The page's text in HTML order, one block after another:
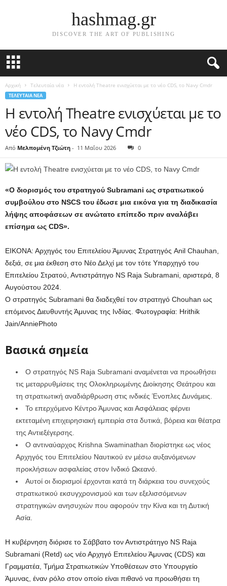
hashmag.gr
DISCOVER THE ART OF PUBLISHING
Αρχική Τελευταία νέα Η εντολή Theatre ενισχύεται με το νέο CDS, το Navy Cmdr
ΤΕΛΕΥΤΑΊΑ ΝΈΑ
Η εντολή Theatre ενισχύεται με το
νέο CDS, το Navy Cmdr
Από Μελπομένη Τζιώτη - 11 Μαΐου 2026 0
«Ο διορισμός του στρατηγού Subramani ως στρατιωτικού
συμβούλου στο NSCS του έδωσε μια εικόνα για τη διαδικασία
λήψης αποφάσεων σε ανώτατο επίπεδο πριν αναλάβει
επίσημα ως CDS».
ΕΙΚΟΝΑ: Αρχηγός του Επιτελείου Άμυνας Στρατηγός Anil Chauhan,
δεξιά, σε μια έκθεση στο Νέο Δελχί με τον τότε Υπαρχηγό του
Επιτελείου Στρατού, Αντιστράτηγο NS Raja Subramani, αριστερά, 8
Αυγούστου 2024.
Ο στρατηγός Subramani θα διαδεχθεί τον στρατηγό Chouhan ως
επόμενος Διευθυντής Άμυνας της Ινδίας. Φωτογραφία: Hrithik
Jain/AnniePhoto
Βασικά σημεία
Ο στρατηγός NS Raja Subramani αναμένεται να προωθήσει
τις μεταρρυθμίσεις της Ολοκληρωμένης Διοίκησης Θεάτρου και
τη στρατιωτική αναδιάρθρωση στις ινδικές Ένοπλες Δυνάμεις.
Το επερχόμενο Κέντρο Άμυνας και Ασφάλειας φέρνει
εκτεταμένη επιχειρησιακή εμπειρία στα δυτικά, βόρεια και θέατρα
της Αντιεξέγερσης.
Ο αντιναύαρχος Krishna Swaminathan διορίστηκε ως νέος
Αρχηγός του Επιτελείου Ναυτικού εν μέσω αυξανόμενων
προκλήσεων ασφαλείας στον Ινδικό Ωκεανό.
Αυτοί οι διορισμοί έρχονται κατά τη διάρκεια του συνεχούς
στρατιωτικού εκσυγχρονισμού και των εξελισσόμενων
στρατηγικών ανησυχιών που αφορούν την Κίνα και τη Δυτική
Ασία.
Η κυβέρνηση διόρισε το Σάββατο τον Αντιστράτηγο NS Raja
Subramani (Retd) ως νέο Αρχηγό Επιτελείου Άμυνας (CDS) και
Γραμματέα, Τμήμα Στρατιωτικών Υποθέσεων στο Υπουργείο
Άμυνας, έναν ρόλο στον οποίο είναι πιθανό να προωθήσει τη